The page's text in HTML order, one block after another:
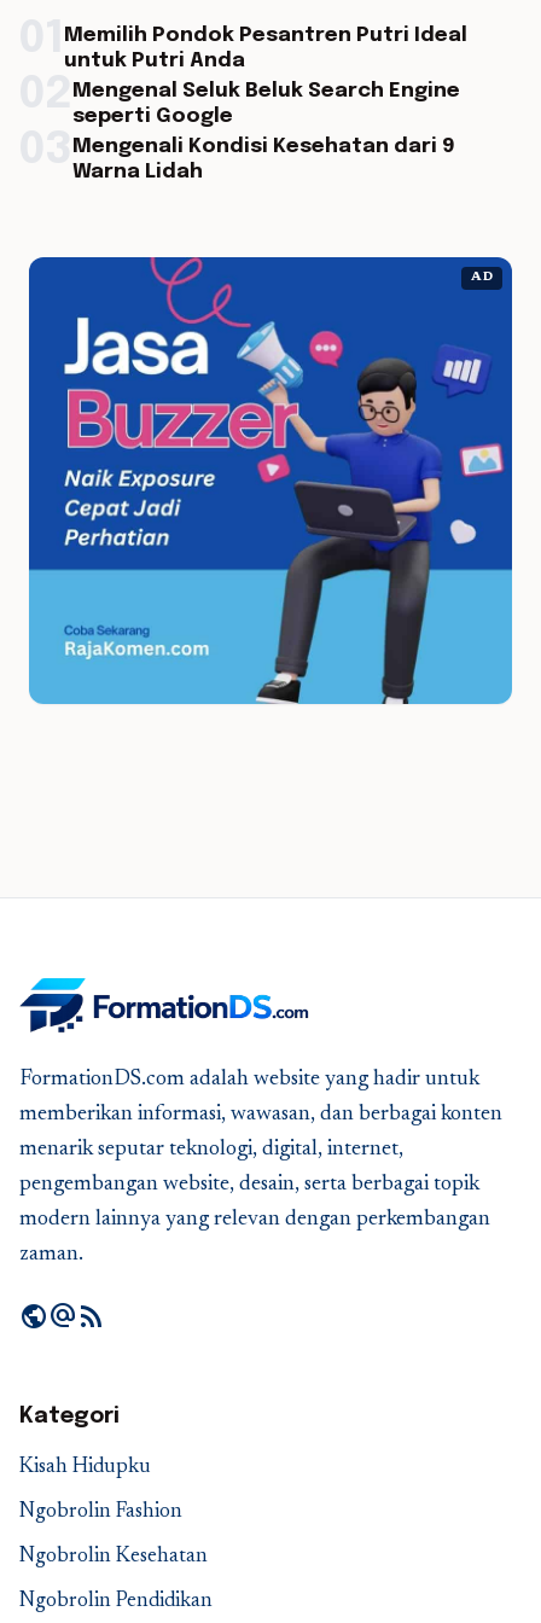
Memilih Pondok Pesantren Putri Ideal
untuk Putri Anda
Mengenal Seluk Beluk Search Engine
seperti Google
Mengenali Kondisi Kesehatan dari 9
Warna Lidah
AD
FormationDS.com adalah website yang hadir untuk
memberikan informasi, wawasan, dan berbagai konten
menarik seputar teknologi, digital, internet,
pengembangan website, desain, serta berbagai topik
modern lainnya yang relevan dengan perkembangan
zaman.
publicalternate_emailrss_feed
Kategori
Kisah Hidupku
Ngobrolin Fashion
Ngobrolin Kesehatan
Ngobrolin Pendidikan